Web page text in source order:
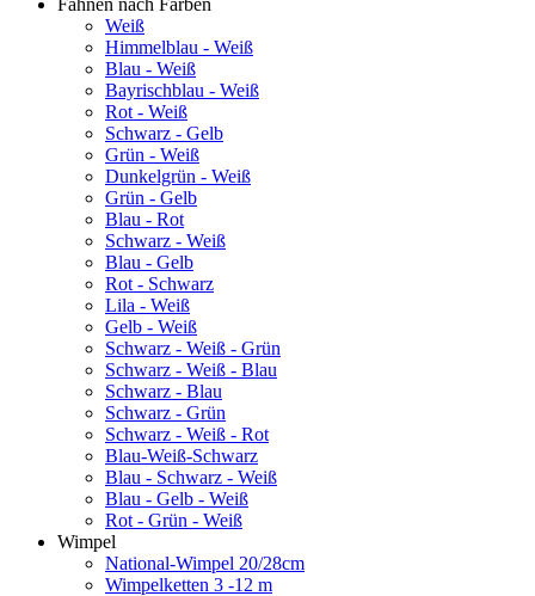
Fahnen nach Farben
Weiß
Himmelblau - Weiß
Blau - Weiß
Bayrischblau - Weiß
Rot - Weiß
Schwarz - Gelb
Grün - Weiß
Dunkelgrün - Weiß
Grün - Gelb
Blau - Rot
Schwarz - Weiß
Blau - Gelb
Rot - Schwarz
Lila - Weiß
Gelb - Weiß
Schwarz - Weiß - Grün
Schwarz - Weiß - Blau
Schwarz - Blau
Schwarz - Grün
Schwarz - Weiß - Rot
Blau-Weiß-Schwarz
Blau - Schwarz - Weiß
Blau - Gelb - Weiß
Rot - Grün - Weiß
Wimpel
National-Wimpel 20/28cm
Wimpelketten 3 -12 m